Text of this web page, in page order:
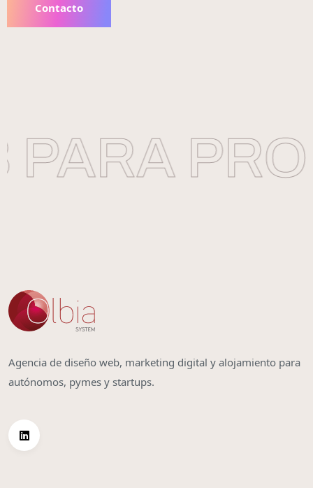
Contacto
Agencia de diseño web, marketing digital y alojamiento para
autónomos, pymes y startups.